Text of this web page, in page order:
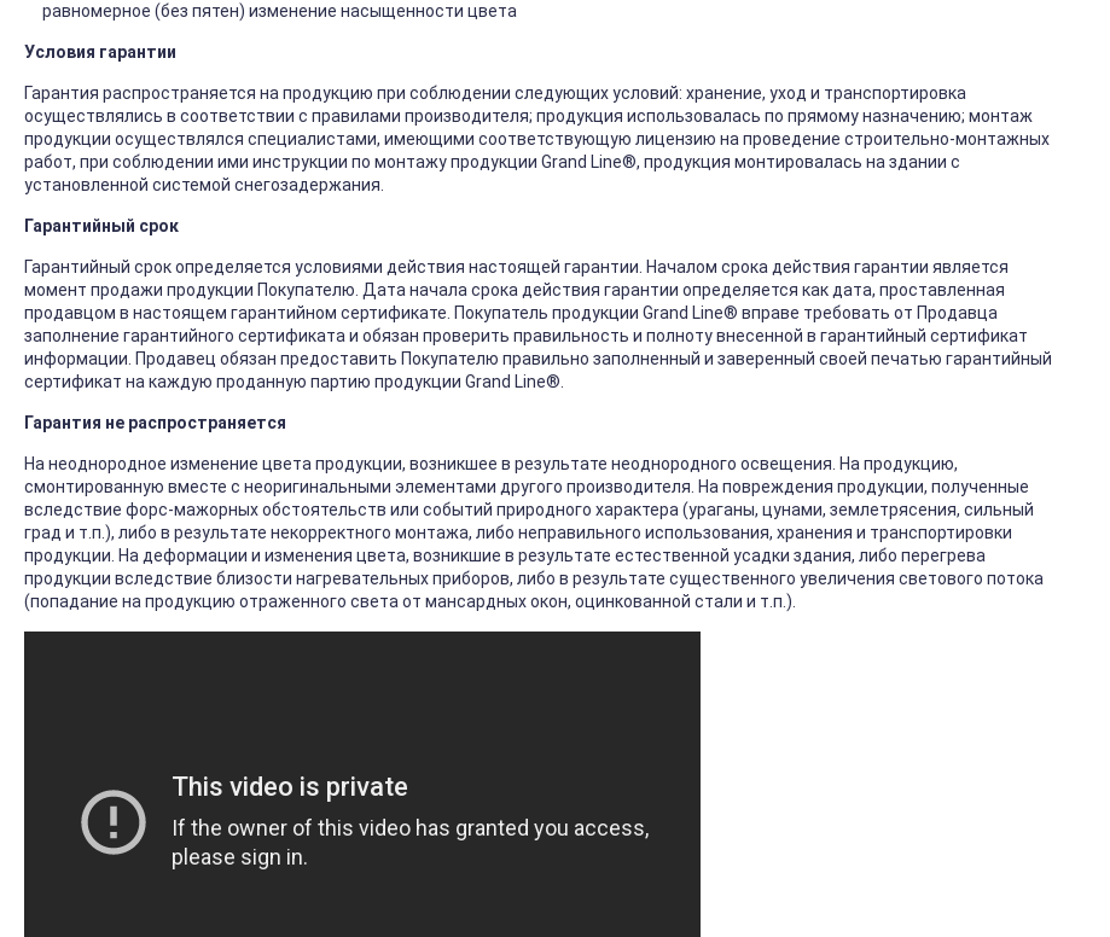
равномерное (без пятен) изменение насыщенности цвета
Условия гарантии
Гарантия распространяется на продукцию при соблюдении следующих условий: хранение, уход и транспортировка
осуществлялись в соответствии с правилами производителя; продукция использовалась по прямому назначению; монтаж
продукции осуществлялся специалистами, имеющими соответствующую лицензию на проведение строительно-монтажных
работ, при соблюдении ими инструкции по монтажу продукции Grand Line®, продукция монтировалась на здании с
установленной системой снегозадержания.
Гарантийный срок
Гарантийный срок определяется условиями действия настоящей гарантии. Началом срока действия гарантии является
момент продажи продукции Покупателю. Дата начала срока действия гарантии определяется как дата, проставленная
продавцом в настоящем гарантийном сертификате. Покупатель продукции Grand Line® вправе требовать от Продавца
заполнение гарантийного сертификата и обязан проверить правильность и полноту внесенной в гарантийный сертификат
информации. Продавец обязан предоставить Покупателю правильно заполненный и заверенный своей печатью гарантийный
сертификат на каждую проданную партию продукции Grand Line®.
Гарантия не распространяется
На неоднородное изменение цвета продукции, возникшее в результате неоднородного освещения. На продукцию,
смонтированную вместе с неоригинальными элементами другого производителя. На повреждения продукции, полученные
вследствие форс-мажорных обстоятельств или событий природного характера (ураганы, цунами, землетрясения, сильный
град и т.п.), либо в результате некорректного монтажа, либо неправильного использования, хранения и транспортировки
продукции. На деформации и изменения цвета, возникшие в результате естественной усадки здания, либо перегрева
продукции вследствие близости нагревательных приборов, либо в результате существенного увеличения светового потока
(попадание на продукцию отраженного света от мансардных окон, оцинкованной стали и т.п.).